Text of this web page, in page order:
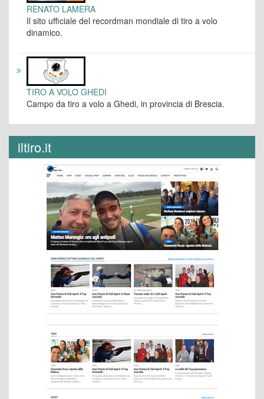
RENATO LAMERA
Il sito ufficiale del recordman mondiale di tiro a volo
dinamico.
TIRO A VOLO GHEDI
Campo da tiro a volo a Ghedi, in provincia di Brescia.
iltiro.it